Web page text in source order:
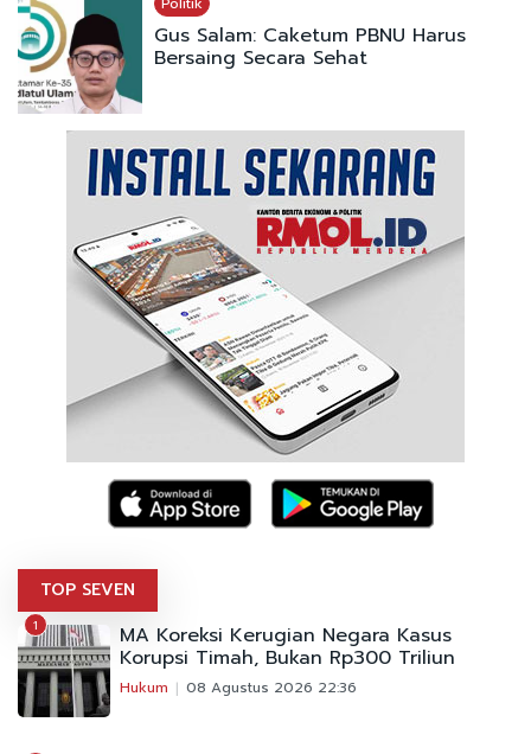
Gus Salam: Caketum PBNU Harus
Bersaing Secara Sehat
TOP SEVEN
1 MA Koreksi Kerugian Negara Kasus
Korupsi Timah, Bukan Rp300 Triliun
Hukum 08 Agustus 2026 22:36